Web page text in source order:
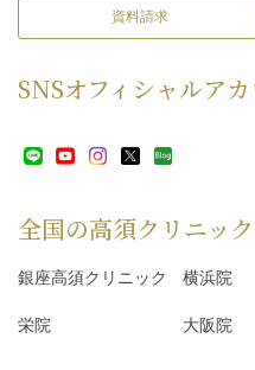
資料請求
SNSオフィシャルア
全国の高須クリニッ
銀座高須クリニック 横浜院
栄院 大阪院